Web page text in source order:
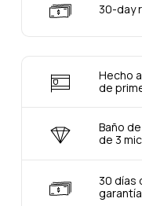
30-day
Hecho
de
Baño
de 3
30 días
garantía